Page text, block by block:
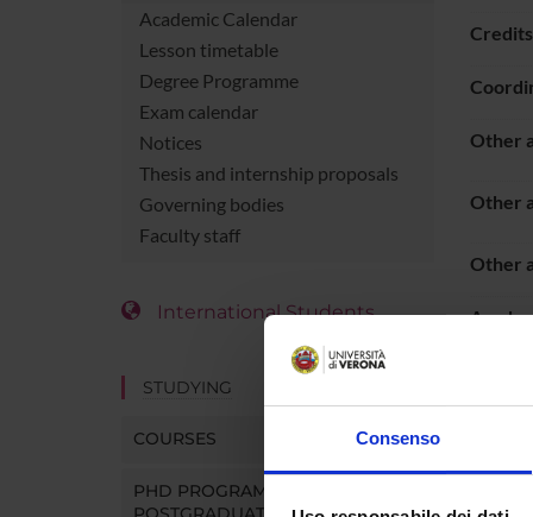
Consenso
Academic Calendar
Lesson timetable
Degree Programme
Exam calendar
Notices
Thesis and internship proposals
Governing bodies
Faculty staff
International Students
STUDYING
COURSES
PHD PROGRAMMES AND
Credits
Other
Other
Other